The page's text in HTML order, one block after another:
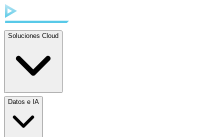
Soluciones Cloud
Datos e IA